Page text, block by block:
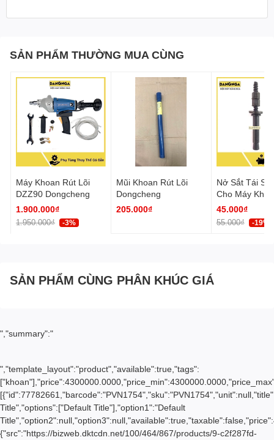
SẢN PHẨM THƯỜNG MUA CÙNG
Máy Khoan Rút Lõi
DZZ90 Dongcheng
1.900.000₫
1.950.000₫ -3%
Mũi Khoan Rút Lõi
Dongcheng
205.000₫
Nở Sắt Tái Sử
Cho Máy
Lõi a33
45.000₫
55.000₫ -19%
SẢN PHẨM CÙNG PHÂN KHÚC GIÁ
","summary":"
","template_layout":"product","available":true,"tags":
Title","options":["Default Title"],"option1":"Default
{"src":"https://bizweb.dktcdn.net/100/464/867/products/9-c2f287fd-